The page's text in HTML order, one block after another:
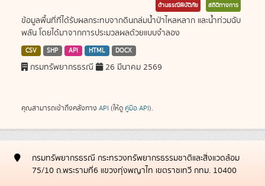
ด้านธรณีพิบัติภัย สถิติทางการ
ข้อมูลพื้นที่ที่ได้รับผลกระทบจากดินถล่มน้ำป่าไหลหลาก และน้ำท่วมฉับ
พลัน โดยได้มาจากการประมวลผลด้วยแบบจำลอง
CSV SHP API HTML DOCX
กรมทรัพยากรธรณี 26 มีนาคม 2569
คุณสามารถเข้าถึงคลังทาง API (ให้ดู คู่มือ API).
กรมทรัพยากรธรณี กระทรวงทรัพยากรธรรมชาติและสิ่งแวดล้อม
75/10 ถ.พระรามที่6 แขวงทุ่งพญาไท เขตราชเทวี กทม. 10400